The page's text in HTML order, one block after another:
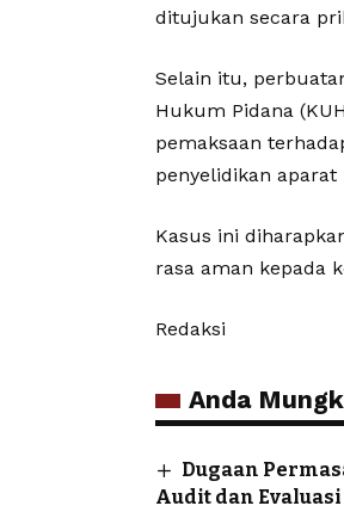
ditujukan secara
Selain itu,
Hukum Pidana
pemaksaan
penyelidikan
Kasus ini
rasa aman kepada
Redaksi
Anda
Dugaan
Audit dan